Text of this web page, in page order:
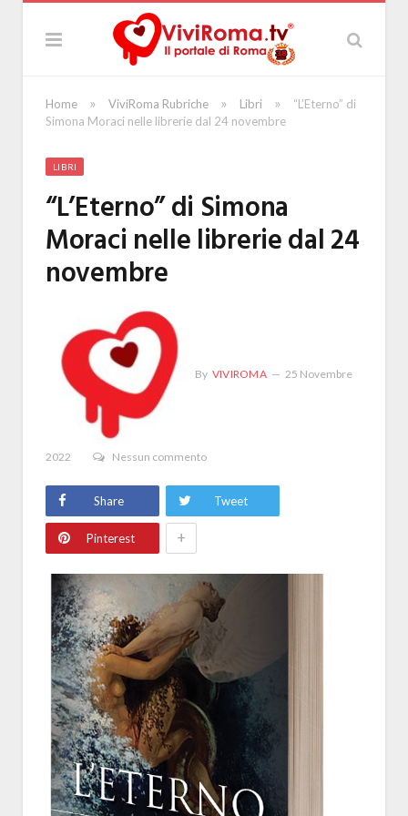
Home » ViviRoma Rubriche » Libri »
“L’Eterno” di
Simona Moraci nelle librerie dal 24 novembre
LIBRI
“L’Eterno” di Simona
Moraci nelle librerie dal 24
novembre
By VIVIROMA 25 Novembre
2022 Nessun commento
Share Tweet
Pinterest +